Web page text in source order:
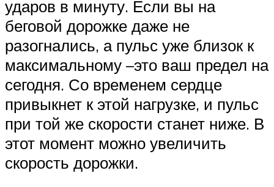
ударов в минуту. Если вы на
беговой дорожке даже не
разогнались, а пульс уже близок к
максимальному –это ваш предел на
сегодня. Со временем сердце
привыкнет к этой нагрузке, и пульс
при той же скорости станет ниже. В
этот момент можно увеличить
скорость дорожки.